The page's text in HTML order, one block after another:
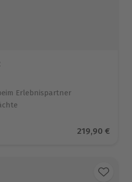
Erlebnispartner
auf 1 BewertungenAktueller
219,90 €